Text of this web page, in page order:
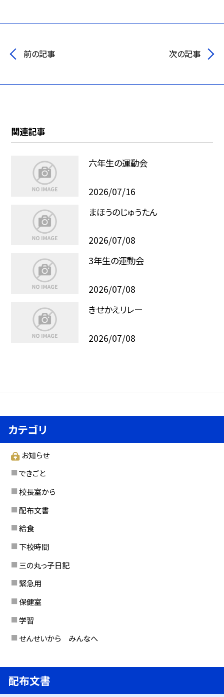
前の記事 次の記事
関連記事
六年生の運動会
2026/07/16
まほうのじゅうたん
2026/07/08
3年生の運動会
2026/07/08
きせかえリレー
2026/07/08
カテゴリ
お知らせ
できごと
校長室から
配布文書
給食
下校時間
三の丸っ子日記
緊急用
保健室
学習
せんせいから みんなへ
配布文書